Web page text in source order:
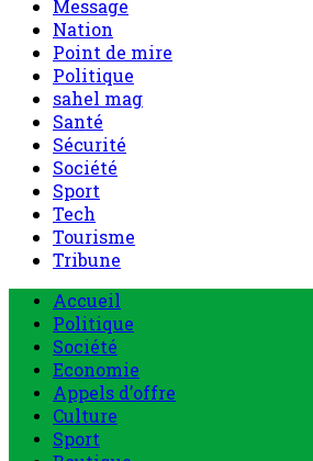
Message
Nation
Point de mire
Politique
sahel mag
Santé
Sécurité
Société
Sport
Tech
Tourisme
Tribune
Menu
principal
Accueil
Politique
Société
Economie
Appels d’offre
Culture
Sport